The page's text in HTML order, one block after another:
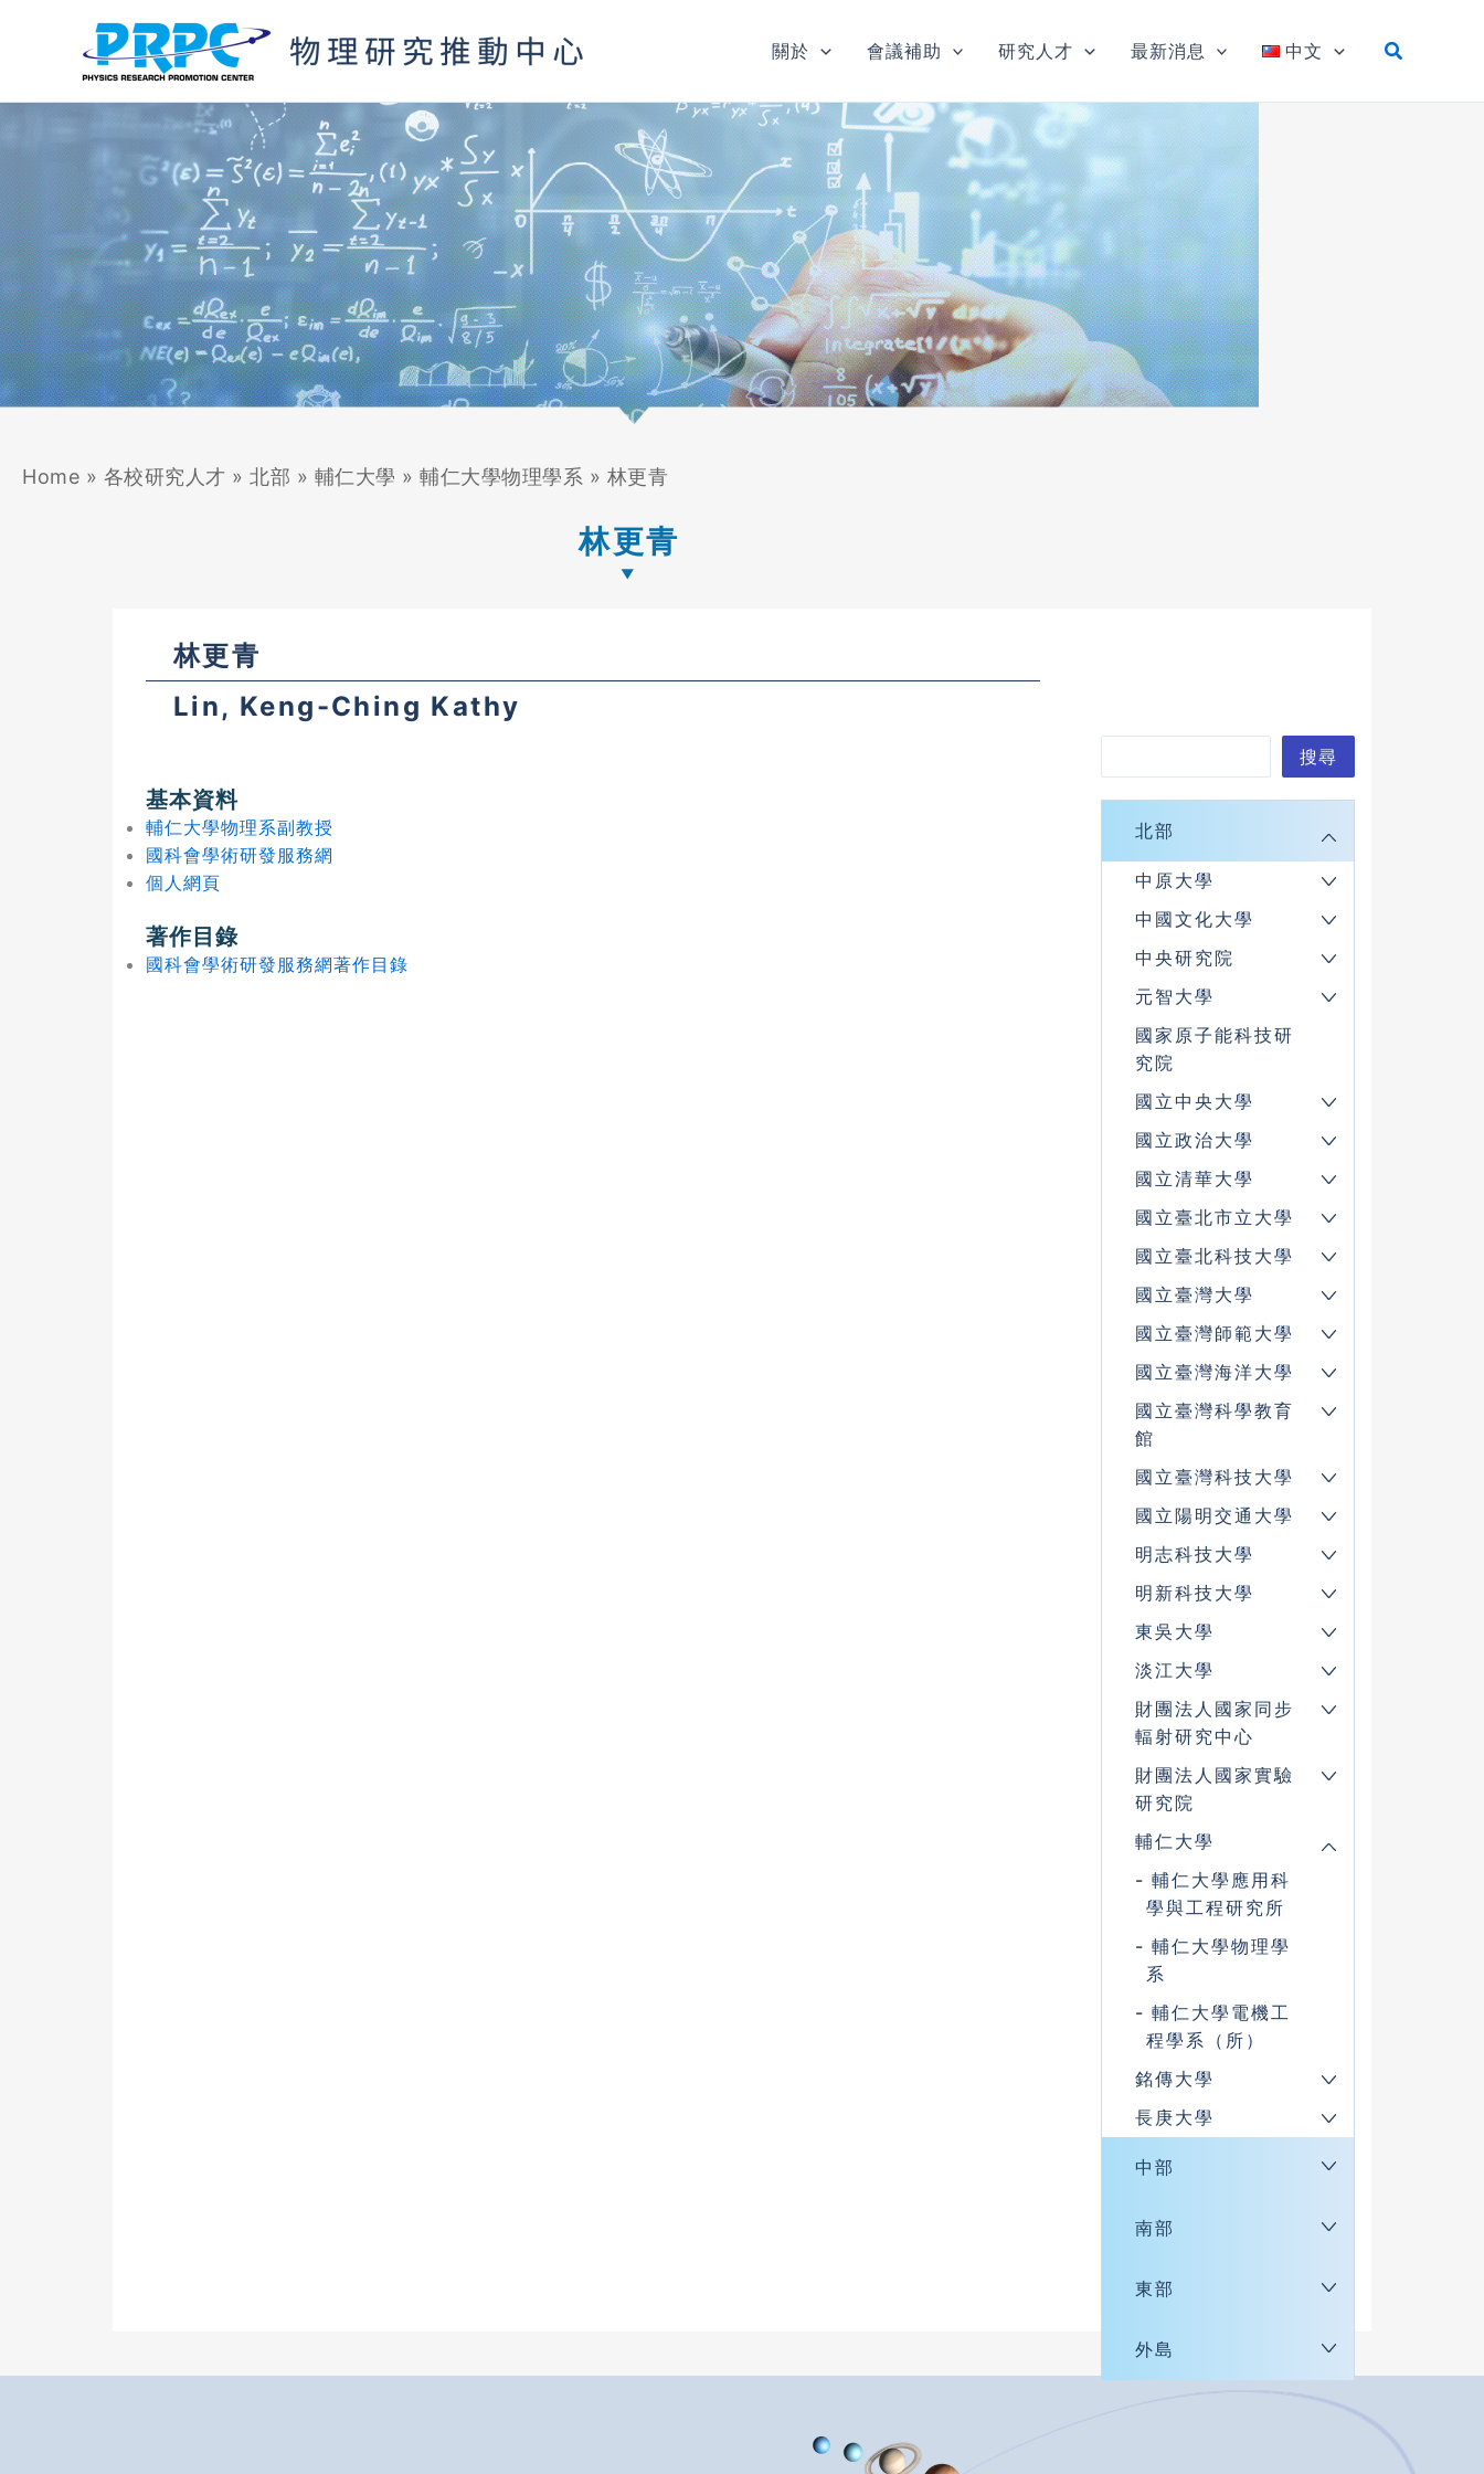
內
容
關於 會議補助 研究人才 最新消息 中文
Home » 各校研究人才 » 北部 » 輔仁大學 » 輔仁大學物理學系 » 林更青
林更青
林更青
Lin, Keng-Ching Kathy
基本資料
輔仁大學物理系副教授
國科會學術研發服務網
個人網頁
著作目錄
國科會學術研發服務網著作目錄
搜尋
北部
中原大學
中國文化大學
中央研究院
元智大學
國家原子能科技研
究院
國立中央大學
國立政治大學
國立清華大學
國立臺北市立大學
國立臺北科技大學
國立臺灣大學
國立臺灣師範大學
國立臺灣海洋大學
國立臺灣科學教育
館
國立臺灣科技大學
國立陽明交通大學
明志科技大學
明新科技大學
東吳大學
淡江大學
財團法人國家同步
輻射研究中心
財團法人國家實驗
研究院
輔仁大學
輔仁大學應用科
學與工程研究所
輔仁大學物理學
系
輔仁大學電機工
程學系（所）
銘傳大學
長庚大學
中部
南部
東部
外島